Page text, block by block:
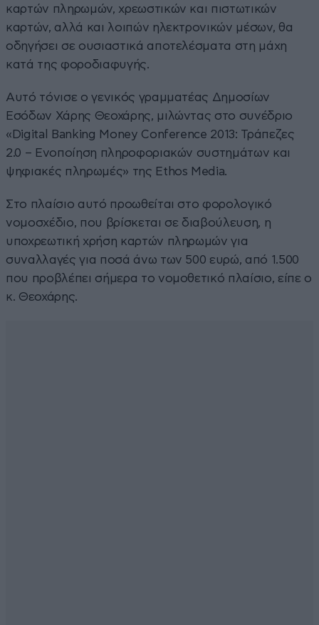
καρτών πληρωμών, χρεωστικών και πιστωτικών
καρτών, αλλά και λοιπών ηλεκτρονικών μέσων, θα
οδηγήσει σε ουσιαστικά αποτελέσματα στη μάχη
κατά της φοροδιαφυγής.
Αυτό τόνισε ο γενικός γραμματέας Δημοσίων
Εσόδων Χάρης Θεοχάρης, μιλώντας στο συνέδριο
«Digital Banking Money Conference 2013: Τράπεζες
2.0 – Ενοποίηση πληροφοριακών συστημάτων και
ψηφιακές πληρωμές» της Ethos Media.
Στο πλαίσιο αυτό προωθείται στο φορολογικό
νομοσχέδιο, που βρίσκεται σε διαβούλευση, η
υποχρεωτική χρήση καρτών πληρωμών για
συναλλαγές για ποσά άνω των 500 ευρώ, από 1.500
που προβλέπει σήμερα το νομοθετικό πλαίσιο, είπε ο
κ. Θεοχάρης.